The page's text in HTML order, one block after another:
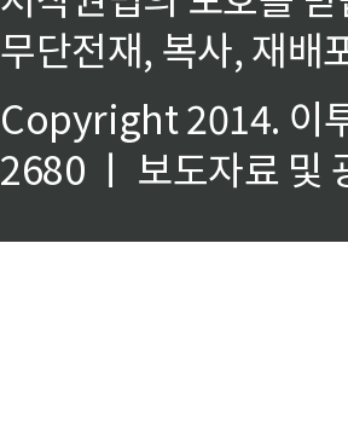
무단전재, 복사, 재배
Copyright 2014. 이
2680 ㅣ 보도자료